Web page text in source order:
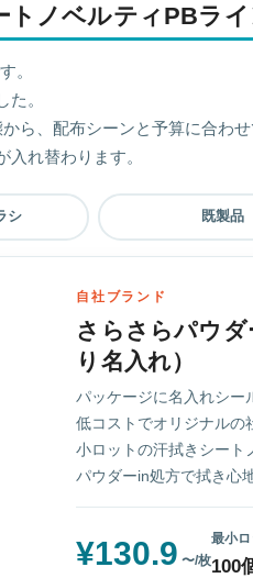
トノベルティPBラ
。
。
ら、配布シーンと予算に合わせ
れ替わります。
シ 既製品
自社ブランド
さらさらパウ
り名入れ）
パッケージに名入れシー
低コストでオリジナルの
小ロットの汗拭きシート
パウダーin処方で拭き心
¥130.9 〜/枚
最小ロ
100